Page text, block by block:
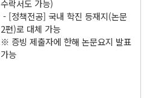
수락서도 가능)
- [정책전공] 국내 학진 등재지(논문
2편)로 대체 가능
※ 증빙 제출자에 한해 논문요지 발표
가능